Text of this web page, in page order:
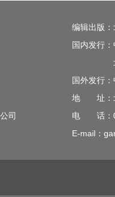
司
编辑出版
国内发行
北京钢
国外发行
地 址：北
电 话：
E-mail：